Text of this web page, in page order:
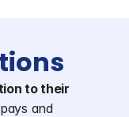
to their
and